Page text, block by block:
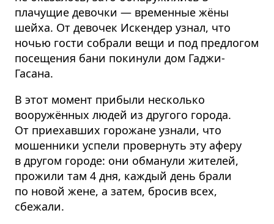
плачущие девочки — временные жёны
шейха. От девочек Искендер узнал, что
ночью гости собрали вещи и под предлогом
посещения бани покинули дом Гаджи-
Гасана.
В этот момент прибыли несколько
вооружённых людей из другого города.
От приехавших горожане узнали, что
мошенники успели провернуть эту аферу
в другом городе: они обманули жителей,
прожили там 4 дня, каждый день брали
по новой жене, а затем, бросив всех,
сбежали.